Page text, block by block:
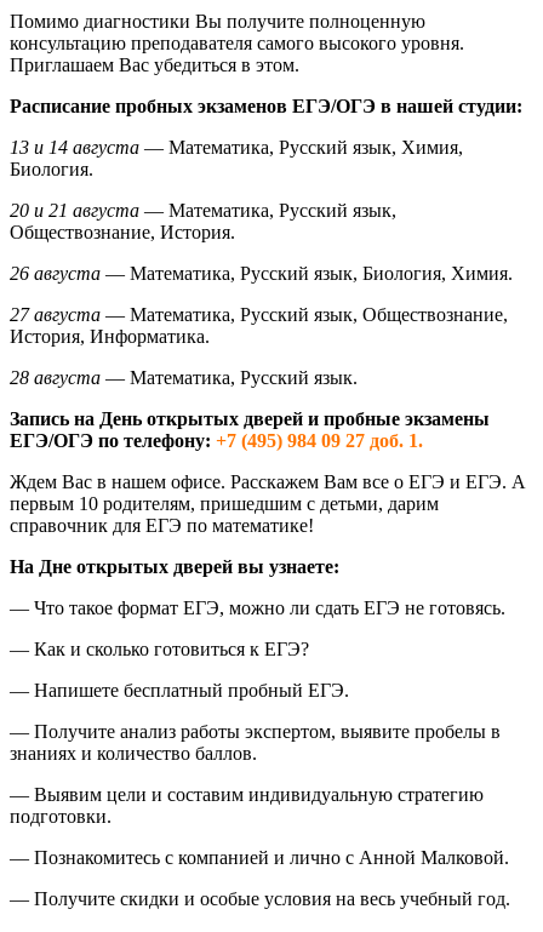
Помимо диагностики Вы получите полноценную
консультацию преподавателя самого высокого уровня.
Приглашаем Вас убедиться в этом.
Расписание пробных экзаменов ЕГЭ/ОГЭ в нашей студии:
13 и 14 августа — Математика, Русский язык, Химия,
Биология.
20 и 21 августа — Математика, Русский язык,
Обществознание, История.
26 августа — Математика, Русский язык, Биология, Химия.
27 августа — Математика, Русский язык, Обществознание,
История, Информатика.
28 августа — Математика, Русский язык.
Запись на День открытых дверей и пробные экзамены
ЕГЭ/ОГЭ по телефону: +7 (495) 984 09 27 доб. 1.
Ждем Вас в нашем офисе. Расскажем Вам все о ЕГЭ и ЕГЭ. А
первым 10 родителям, пришедшим с детьми, дарим
справочник для ЕГЭ по математике!
На Дне открытых дверей вы узнаете:
— Что такое формат ЕГЭ, можно ли сдать ЕГЭ не готовясь.
— Как и сколько готовиться к ЕГЭ?
— Напишете бесплатный пробный ЕГЭ.
— Получите анализ работы экспертом, выявите пробелы в
знаниях и количество баллов.
— Выявим цели и составим индивидуальную стратегию
подготовки.
— Познакомитесь с компанией и лично с Анной Малковой.
— Получите скидки и особые условия на весь учебный год.